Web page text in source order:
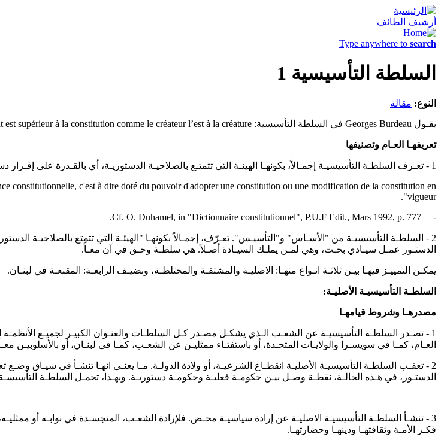
أرشيف الطائف
Type anywhere to search
السلطة التأسيسية 1
النوع: مقالة
يقـول Georges Burdeau في السلطة التأسيسية: C’est constater ensuite que le pouvoir constituent est supérieur à la constitution comme le créateur l’est à la créature.
تعريفهـا العـام وتصنيفها
1 - تعـرف السلطـة التأسيسيـة إجمـالاً، بكونهـا الهيئـة التي تتمتـع بالصلاحيـة الدستوريـة، أي بالقـدرة على إقـرار دستـور جديـد أو تعديـل دستـور سـاري المفعـول.
constitutionnelle, c'est à dire doté du pouvoir d'adopter une constitution ou une modification de la constitution en
vigueur".
- Cf. O. Duhamel, in "Dictionnaire constitutionnel", P.U.F Edit., Mars 1992, p. 777.
2 - السلطـة التأسيسيـة من "الأسـاس" و"التأسيـس". تعـرّف، إجمـالاً بكونهـا "الهيئـة التي تتمتع بالصلاحيـة
الدستـور عمـل سيـادي بحـت، وهي لمـن يملـك السيـادة أصـلاً. هي سلطـة وحـق في آن معـاً.
يمكـن التمييـز فيهـا بيـن ثلاثـة انـواع منهـا: الاصليـة والمشتقـة والمختلطـة، ونضيـف الرابعـة: المقنعـة في لبنـان.
السلطـة التأسيسيـة الأصليـة:
مصدرهـا وشروط قيامهـا
1 - تصـدر السلطـة التأسيسيـة عن الشعـب الـذي يشكـل مصـدر كـل السلطـات والعنـوان الكبيـر لجميـع الأنظمـة
العـام، كمـا في سويسـرا والولايـات المتحـدة، أو باستفتـاء ممثليـن عن الشعـب، كمـا في لبنـان، أو بالأسلوبيـن
2 - تعقـب السلطـة التأسيسيـة الأصليـة انقطـاع الشرعيـة، أو ولادة الدولـة. مـا يعنـي انهـا تنشـأ في سيـاق
الدستـور، في هـذه الحالـة، نقطـة وصـل بيـن حكومـة فعليـة وحكومـة دستوريـة. وبهـذا، تحمـل السلطـة التأسيسـة
3 - تنشـأ السلطـة التأسيسيـة الاصليـة عن إرادة سياسيـة محـض. فلإرادة الشعـب، المتجسـدة في نوابـه أو
فكـر الأمـة وثقافتهـا ودينهـا وحضارتهـا.